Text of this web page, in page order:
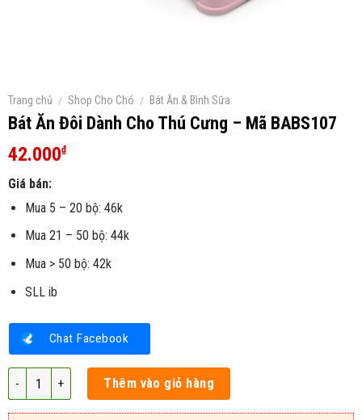
Trang chủ / Shop Cho Chó / Bát Ăn & Bình Sữa
Bát Ăn Đôi Dành Cho Thú Cưng – Mã BABS107
42.000₫
Giá bán:
Mua 5 – 20 bộ: 46k
Mua 21 – 50 bộ: 44k
Mua > 50 bộ: 42k
SLL ib
Chat Facebook
Bát Ăn Đôi Dành Cho Thú Cưng - Mã BABS107 số lượng
Thêm vào giỏ hàng